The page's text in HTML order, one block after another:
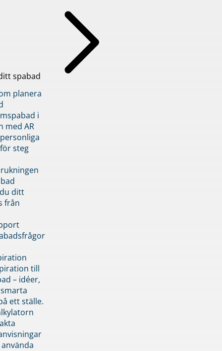
spabad
planera
i
med AR
steg
ditt
från
till
– idéer,
ett ställe.